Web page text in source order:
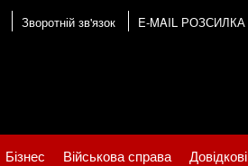
Зворотній зв'язок E-MAIL РОЗСИЛКА
Бізнес Військова справа Довідкові